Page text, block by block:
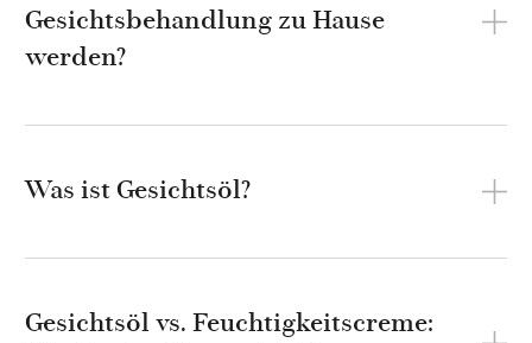
Gesichtsbehandlung zu Hause
werden?
Was ist Gesichtsöl?
Gesichtsöl vs. Feuchtigkeitscreme: